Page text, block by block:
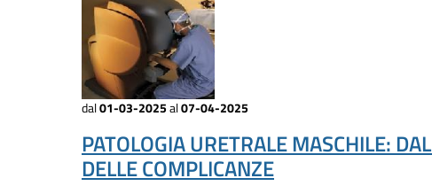
dal01-03-2025 al07-04-2025
PATOLOGIA URETRALE MASCHILE:
DELLE COMPLICANZE